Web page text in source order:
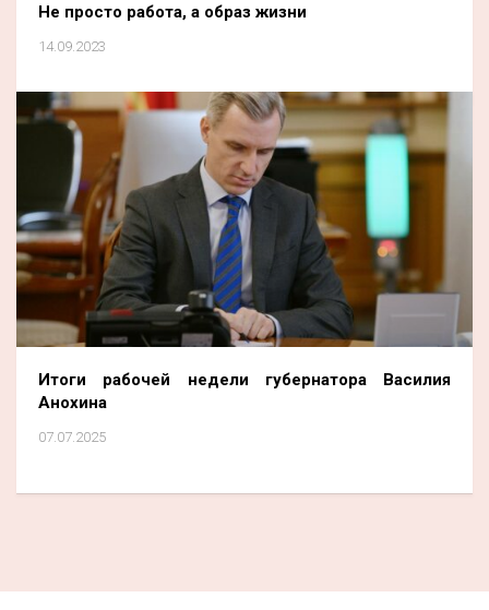
Не просто работа, а образ жизни
14.09.2023
Итоги рабочей недели губернатора Василия
Анохина
07.07.2025